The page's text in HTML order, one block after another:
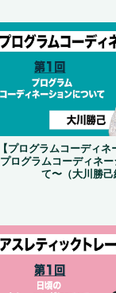
【プログラムコーディネ
プログラムコーディネ
て〜（大川勝己